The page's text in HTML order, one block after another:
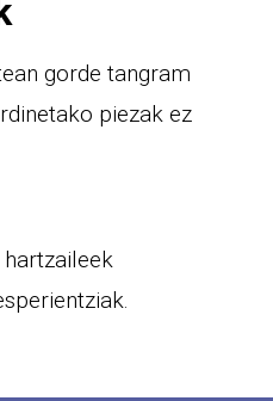
gorde tangram
piezak ez